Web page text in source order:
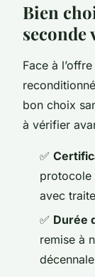
Bien
seconde
Face à
bon choix
à vérifier
✅
protocole
avec
✅ Durée
remise à